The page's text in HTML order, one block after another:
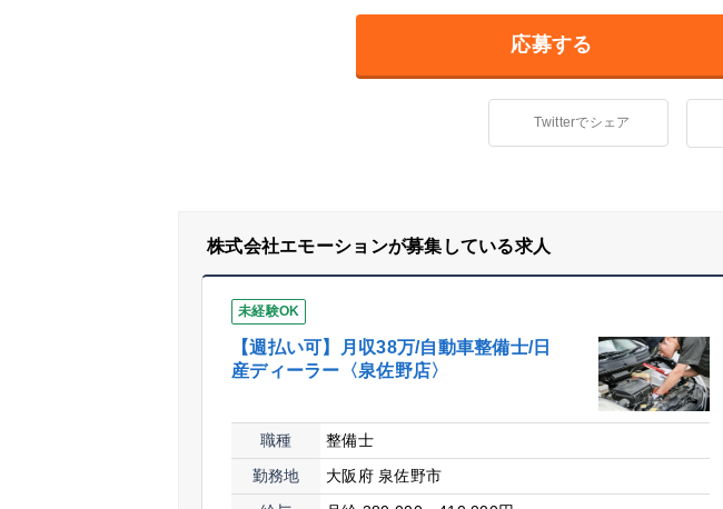
応募する
Twitterでシェア
株式会社エモーションが募集している求人
未経験OK
【週払い可】月収38万/自動車整備士/日
産ディーラー〈泉佐野店〉
職種
整備士
勤務地
大阪府 泉佐野市